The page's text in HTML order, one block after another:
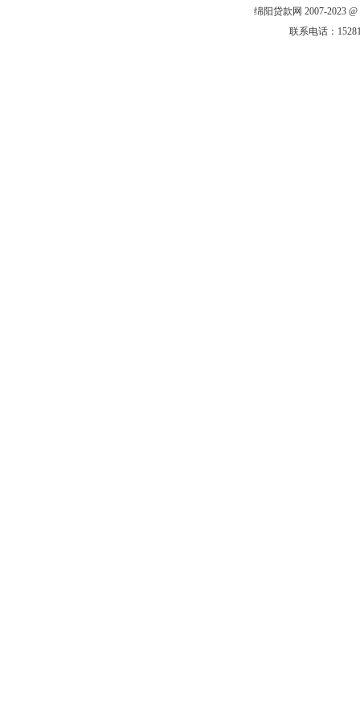
绵阳贷款网 2007-2023 @
联系电话：